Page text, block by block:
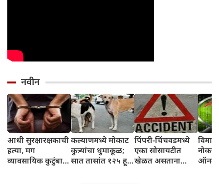
नवीन
आधी सुरक्षारक्षकाची
हत्या, मग
व्यावसायिक कुटुंबाला
कल्याणमध्ये मोकाट
कुत्र्यांचा धुमाकूळ;
सात तासांत १२५ हून
पिंपरी-चिंचवडमध्ये
एका सोसायटीत
खेळत असताना